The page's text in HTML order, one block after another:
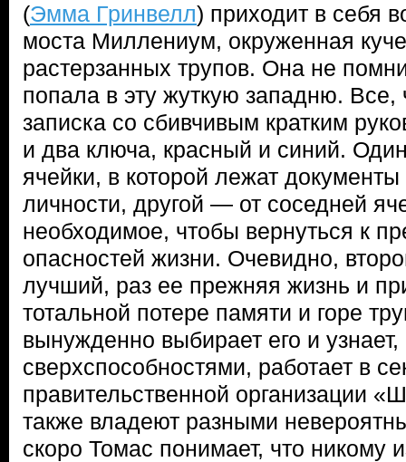
(Эмма Гринвелл) приходит в себя
моста Миллениум, окруженная
растерзанных трупов. Она не
попала в эту жуткую западню.
записка со сбивчивым кратким
и два ключа, красный и синий.
ячейки, в которой лежат
личности, другой — от соседней
необходимое, чтобы вернуться к
опасностей жизни. Очевидно,
лучший, раз ее прежняя жизнь и
тотальной потере памяти и горе
вынужденно выбирает его и узнает,
сверхспособностями, работает в
правительственной организации
также владеют разными
скоро Томас понимает, что никому